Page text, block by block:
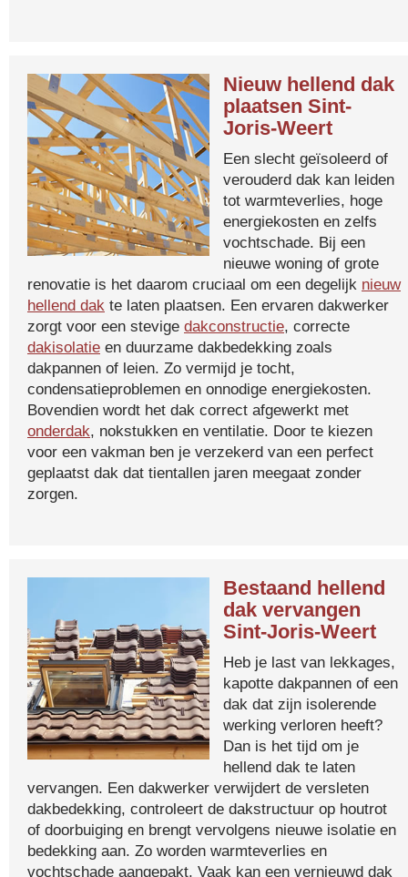
Nieuw hellend dak
plaatsen Sint-
Joris-Weert
Een slecht geïsoleerd of
verouderd dak kan leiden
tot warmteverlies, hoge
energiekosten en zelfs
vochtschade. Bij een
nieuwe woning of grote
renovatie is het daarom cruciaal om een degelijk nieuw
hellend dak te laten plaatsen. Een ervaren dakwerker
zorgt voor een stevige dakconstructie, correcte
dakisolatie en duurzame dakbedekking zoals
dakpannen of leien. Zo vermijd je tocht,
condensatieproblemen en onnodige energiekosten.
Bovendien wordt het dak correct afgewerkt met
onderdak, nokstukken en ventilatie. Door te kiezen
voor een vakman ben je verzekerd van een perfect
geplaatst dak dat tientallen jaren meegaat zonder
zorgen.
Bestaand hellend
dak vervangen
Sint-Joris-Weert
Heb je last van lekkages,
kapotte dakpannen of een
dak dat zijn isolerende
werking verloren heeft?
Dan is het tijd om je
hellend dak te laten
vervangen. Een dakwerker verwijdert de versleten
dakbedekking, controleert de dakstructuur op houtrot
of doorbuiging en brengt vervolgens nieuwe isolatie en
bedekking aan. Zo worden warmteverlies en
vochtschade aangepakt. Vaak kan een vernieuwd dak